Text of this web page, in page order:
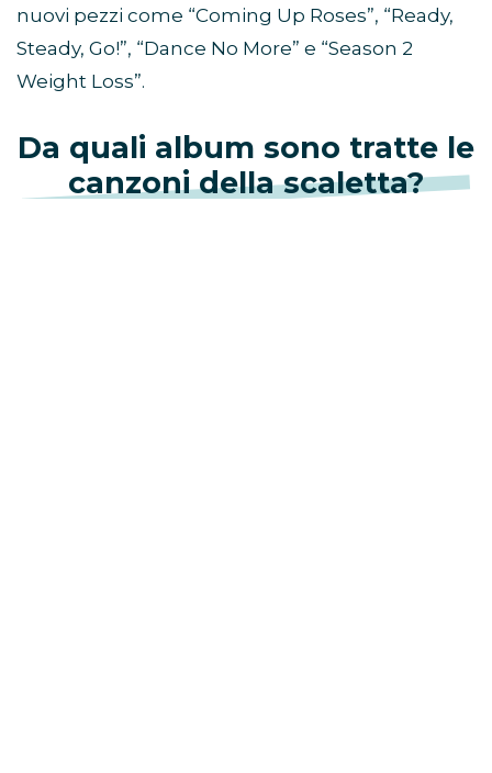
nuovi pezzi come “Coming Up Roses”, “Ready,
Steady, Go!”, “Dance No More” e “Season 2
Weight Loss”.
Da quali album sono tratte le
canzoni della scaletta?